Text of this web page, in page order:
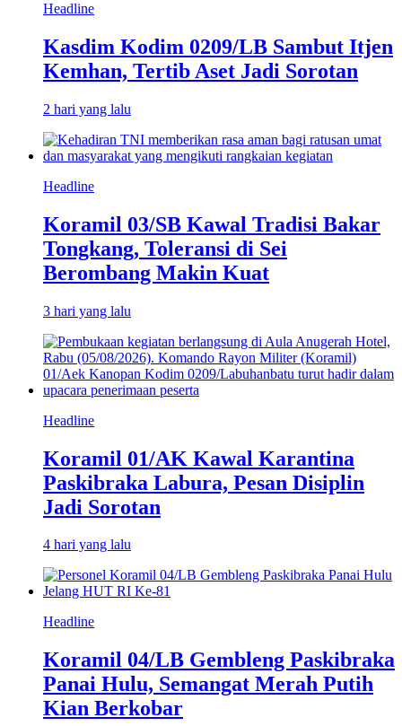
Headline
Kasdim Kodim 0209/LB Sambut Itjen
Kemhan, Tertib Aset Jadi Sorotan
2 hari yang lalu
Headline
Koramil 03/SB Kawal Tradisi Bakar
Tongkang, Toleransi di Sei
Berombang Makin Kuat
3 hari yang lalu
Headline
Koramil 01/AK Kawal Karantina
Paskibraka Labura, Pesan Disiplin
Jadi Sorotan
4 hari yang lalu
Headline
Koramil 04/LB Gembleng Paskibraka
Panai Hulu, Semangat Merah Putih
Kian Berkobar